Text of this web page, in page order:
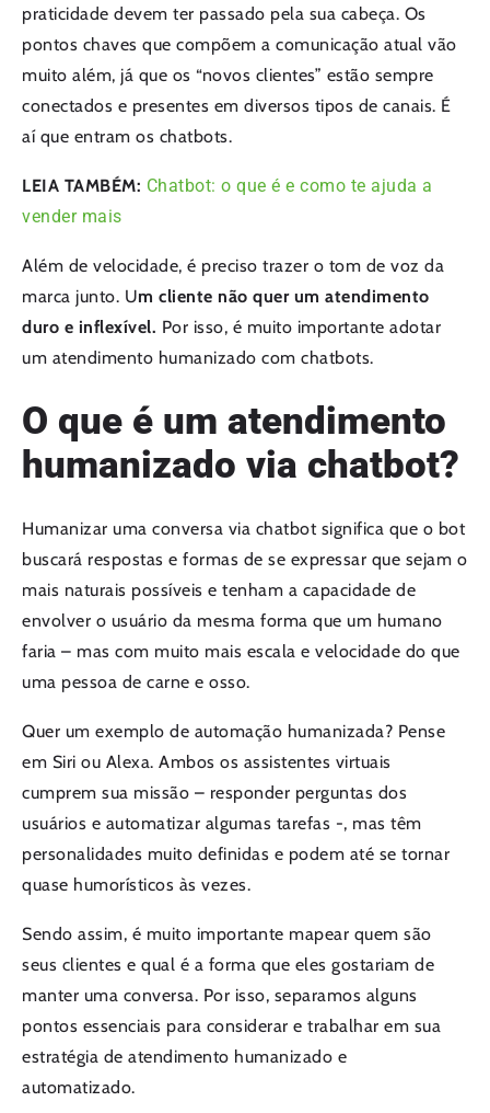
praticidade devem ter passado pela sua cabeça. Os
pontos chaves que compõem a comunicação atual vão
muito além, já que os “novos clientes” estão sempre
conectados e presentes em diversos tipos de canais. É
aí que entram os chatbots.
LEIA TAMBÉM: Chatbot: o que é e como te ajuda a
vender mais
Além de velocidade, é preciso trazer o tom de voz da
marca junto. Um cliente não quer um atendimento
duro e inflexível. Por isso, é muito importante adotar
um atendimento humanizado com chatbots.
O que é um atendimento
humanizado via chatbot?
Humanizar uma conversa via chatbot significa que o bot
buscará respostas e formas de se expressar que sejam o
mais naturais possíveis e tenham a capacidade de
envolver o usuário da mesma forma que um humano
faria – mas com muito mais escala e velocidade do que
uma pessoa de carne e osso.
Quer um exemplo de automação humanizada? Pense
em Siri ou Alexa. Ambos os assistentes virtuais
cumprem sua missão – responder perguntas dos
usuários e automatizar algumas tarefas -, mas têm
personalidades muito definidas e podem até se tornar
quase humorísticos às vezes.
Sendo assim, é muito importante mapear quem são
seus clientes e qual é a forma que eles gostariam de
manter uma conversa. Por isso, separamos alguns
pontos essenciais para considerar e trabalhar em sua
estratégia de atendimento humanizado e
automatizado.